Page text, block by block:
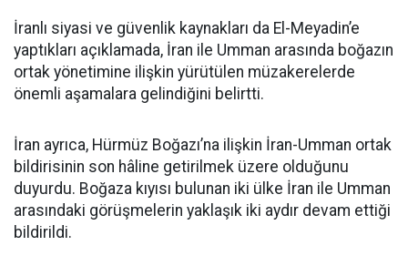
İranlı siyasi ve güvenlik kaynakları da El-Meyadin’e
yaptıkları açıklamada, İran ile Umman arasında boğazın
ortak yönetimine ilişkin yürütülen müzakerelerde
önemli aşamalara gelindiğini belirtti.
İran ayrıca, Hürmüz Boğazı’na ilişkin İran-Umman ortak
bildirisinin son hâline getirilmek üzere olduğunu
duyurdu. Boğaza kıyısı bulunan iki ülke İran ile Umman
arasındaki görüşmelerin yaklaşık iki aydır devam ettiği
bildirildi.